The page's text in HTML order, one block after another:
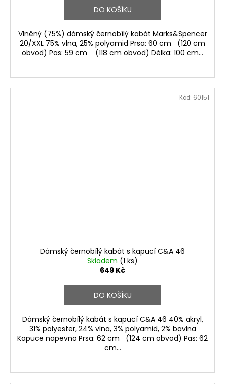
DO KOŠÍKU
Vlněný (75%) dámský černobílý kabát Marks&Spencer
20/XXL 75% vlna, 25% polyamid Prsa: 60 cm (120 cm
obvod) Pas: 59 cm (118 cm obvod) Délka: 100 cm...
Dámský černobílý kabát s kapucí C&A 46
Skladem (1 ks)
649 Kč
DO KOŠÍKU
Dámský černobílý kabát s kapucí C&A 46 40% akryl,
31% polyester, 24% vlna, 3% polyamid, 2% bavlna
Kapuce napevno Prsa: 62 cm (124 cm obvod) Pas: 62
cm...
Kód: 60151